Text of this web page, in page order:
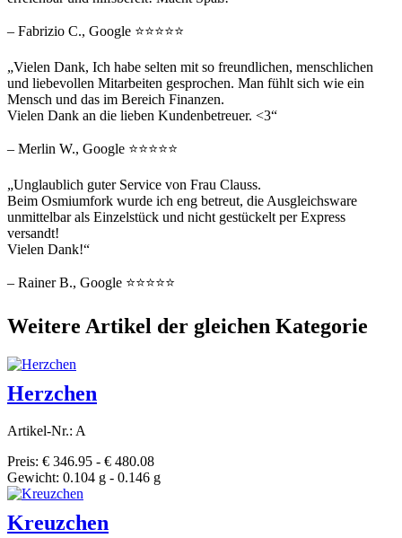
– Fabrizio C., Google ⭐⭐⭐⭐⭐
„Vielen Dank, Ich habe selten mit so freundlichen, menschlichen
und liebevollen Mitarbeiten gesprochen. Man fühlt sich wie ein
Mensch und das im Bereich Finanzen.
Vielen Dank an die lieben Kundenbetreuer. <3“
– Merlin W., Google ⭐⭐⭐⭐⭐
„Unglaublich guter Service von Frau Clauss.
Beim Osmiumfork wurde ich eng betreut, die Ausgleichsware
unmittelbar als Einzelstück und nicht gestückelt per Express
versandt!
Vielen Dank!“
– Rainer B., Google ⭐⭐⭐⭐⭐
Weitere Artikel der gleichen Kategorie
Herzchen
Artikel-Nr.: A
Preis: € 346.95 - € 480.08
Gewicht: 0.104 g - 0.146 g
Kreuzchen